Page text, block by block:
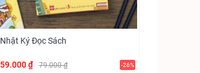
Nhật Ký Đọc Sách
59.000 ₫ 79.000 ₫ -26%